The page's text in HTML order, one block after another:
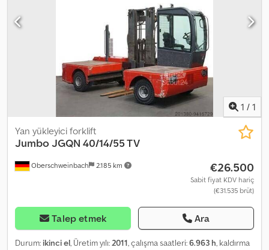
1 / 1
Oberschweinbach 2.185 km
Yan yükleyici forklift
JumboJGQN 40/14/55 TV
€26.500
Sabit fiyat KDV hariç
(€31.535 brüt)
Talep etmek Ara
Durum: ikinci el, Üretim yılı: 2011, çalışma saatleri:6.963 h, kaldırma